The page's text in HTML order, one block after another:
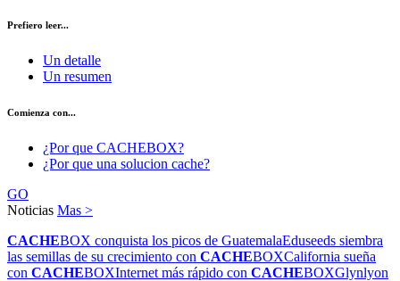
Prefiero leer...
Un detalle
Un resumen
Comienza con...
¿Por que CACHEBOX?
¿Por que una solucion cache?
GO
Noticias Mas >
CACHEBOX conquista los picos de GuatemalaEduseeds siembra
las semillas de su crecimiento con CACHEBOXCalifornia sueña
con CACHEBOXInternet más rápido con CACHEBOXGlynlyon